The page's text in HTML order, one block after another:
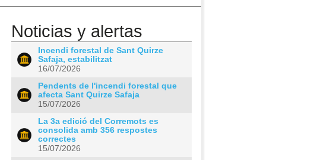
Noticias y alertas
Incendi forestal de Sant Quirze
Safaja, estabilitzat
16/07/2026
Pendents de l'incendi forestal que
afecta Sant Quirze Safaja
15/07/2026
La 3a edició del Corremots es
consolida amb 356 respostes
correctes
15/07/2026